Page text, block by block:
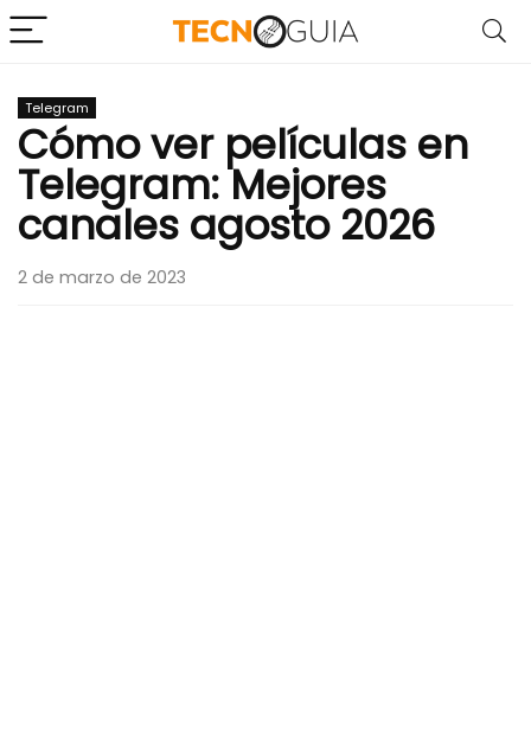
Telegram
Cómo ver películas en
Telegram: Mejores
canales agosto 2026
2 de marzo de 2023